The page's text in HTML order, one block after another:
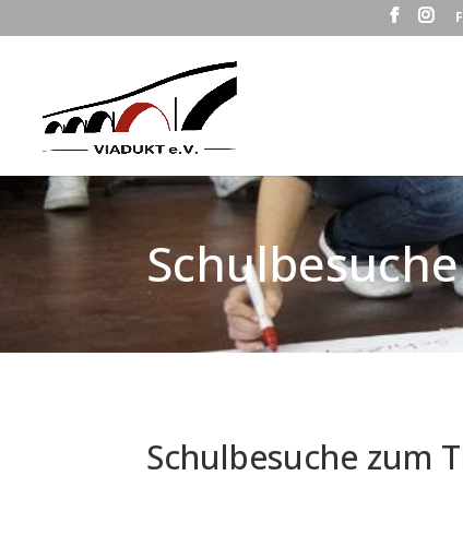
Schulbesuche
Schulbesuche zum